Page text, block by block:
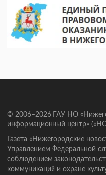
© 2006–2026 ГАУ НО
информационный центр»
Газета «Нижегородские
Управлением Федеральной
соблюдением
коммуникаций и охране